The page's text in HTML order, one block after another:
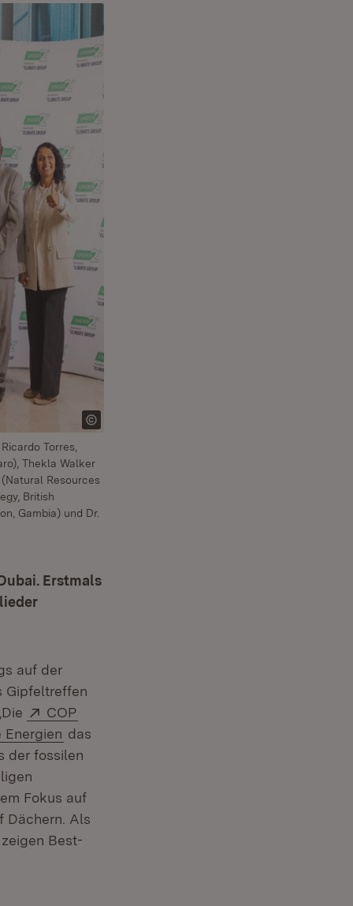
Torres,
Thekla Walker
Resources
British
Gambia) und Dr.
Erstmals
auf der
Gipfeltreffen
Extern:
COP
Energien das
der fossilen
Fokus auf
Dächern. Als
Best-